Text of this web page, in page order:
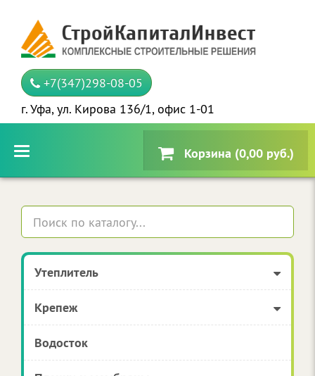
+7(347)298-08-05
г. Уфа, ул. Кирова 136/1, офис 1-01
Корзина (0,00 руб.)
Утеплитель
Крепеж
Водосток